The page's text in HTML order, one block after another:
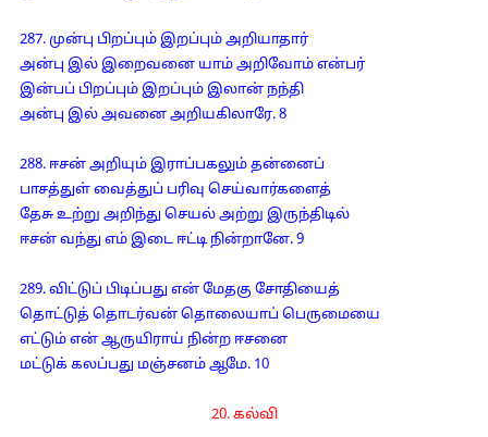
287. முன்பு பிறப்பும் இறப்பும் அறியாதார்
அன்பு இல் இறைவனை யாம் அறிவோம் என்பர்
இன்பப் பிறப்பும் இறப்பும் இலான் நந்தி
அன்பு இல் அவனை அறியகிலாரே. 8
288. ஈசன் அறியும் இராப்பகலும் தன்னைப்
பாசத்துள் வைத்துப் பரிவு செய்வார்களைத்
தேசு உற்று அறிந்து செயல் அற்று இருந்திடில்
ஈசன் வந்து எம் இடை ஈட்டி நின்றானே. 9
289. விட்டுப் பிடிப்பது என் மேதகு சோதியைத்
தொட்டுத் தொடர்வன் தொலையாப் பெருமையை
எட்டும் என் ஆருயிராய் நின்ற ஈசனை
மட்டுக் கலப்பது மஞ்சனம் ஆமே. 10
20. கல்வி